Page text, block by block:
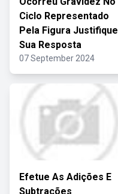
Ciclo Representado
Pela Figura Justifique
Sua Resposta
07 September 2024
Efetue As Adições E
Subtrações